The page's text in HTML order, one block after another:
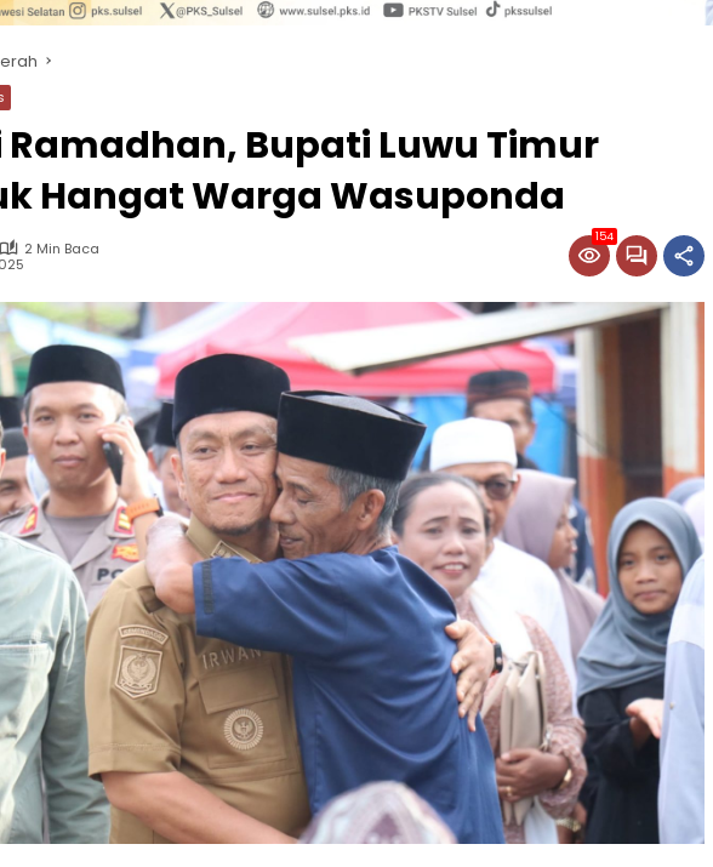
Ramadhan, Bupati Luwu Timur
Hangat Warga Wasuponda
2 Min Baca
154